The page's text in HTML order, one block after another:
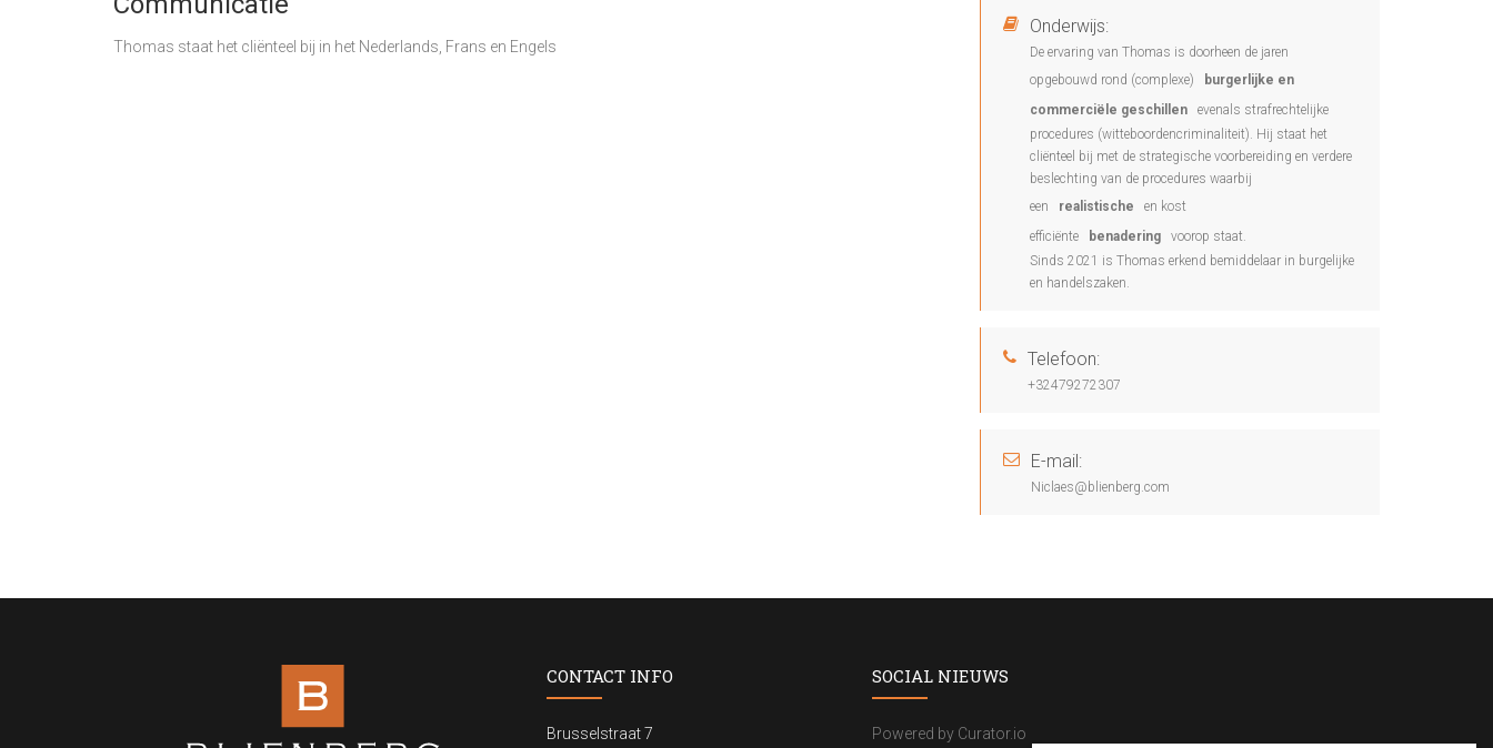
Thomas staat het cliënteel bij in het Nederlands, Frans en Engels
Onderwijs:
De ervaring van Thomas is doorheen de jaren
opgebouwd rond (complexe)
burgerlijke en
commerciële geschillen
evenals strafrechtelijke
procedures (witteboordencriminaliteit). Hij staat het
cliënteel bij met de strategische voorbereiding en verdere
beslechting van de procedures waarbij
een
realistische
en kost
efficiënte
benadering
voorop staat.
Sinds 2021 is Thomas erkend bemiddelaar in burgelijke
en handelszaken.
Telefoon:
+32479272307
E-mail:
Niclaes@blienberg.com
CONTACT INFO
Brusselstraat 7
SOCIAL NIEUWS
Powered by Curator.io